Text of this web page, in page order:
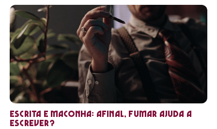
Escrita e maconha: afinal, fumar ajuda a
escrever?